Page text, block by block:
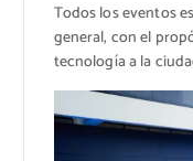
Todos los eventos
general, con el
tecnología a la